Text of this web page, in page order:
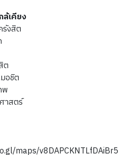
ล้เคียง
รังสิต
ต
อชิต
พ
าสตร์
maps/v8DAPCKNTLfDAiBr5